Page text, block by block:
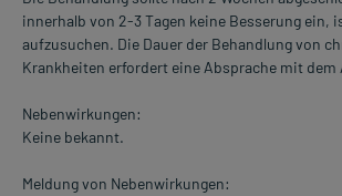
innerhalb von 2-3 Tagen keine Besserung ein,
aufzusuchen. Die Dauer der Behandlung von
Krankheiten erfordert eine Absprache mit dem
Nebenwirkungen:
Keine bekannt.
Meldung von Nebenwirkungen: